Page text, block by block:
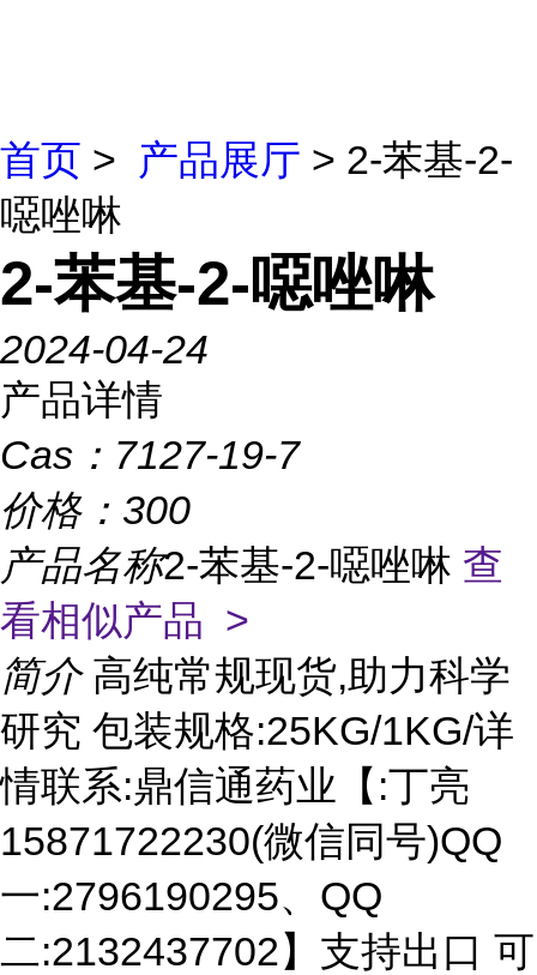
首页 > 产品展厅 > 2-苯基-2-
噁唑啉
2-苯基-2-噁唑啉
2024-04-24
产品详情
Cas： 7127-19-7
价格： 300
产品名称2-苯基-2-噁唑啉 查
看相似产品 >
简介 高纯常规现货,助力科学
研究 包装规格:25KG/1KG/详
情联系:鼎信通药业【:丁亮
15871722230(微信同号)QQ
一:2796190295、QQ
二:2132437702】支持出口 可